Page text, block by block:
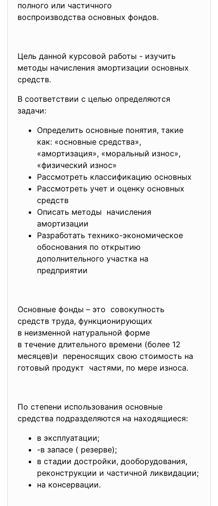
полного или частичного
воспроизводства основных фондов.
Цель данной курсовой работы - изучить
методы начисления амортизации основных
средств.
В соответствии с целью определяются
задачи:
Определить основные понятия, такие
как: «основные средства»,
«амортизация», «моральный износ»,
«физический износ»
Рассмотреть классификацию основных
Рассмотреть учет и оценку основных
средств
Описать методы начисления
амортизации
Разработать технико-экономическое
обоснования по открытию
дополнительного участка на
предприятии
Основные фонды – это совокупность
средств труда, функционирующих
в неизменной натуральной форме
в течение длительного времени (более 12
месяцев)и переносящих свою стоимость на
готовый продукт частями, по мере износа.
По степени использования основные
средства подразделяются на находящиеся:
в эксплуатации;
-в запасе ( резерве);
в стадии достройки, дооборудования,
реконструкции и частичной ликвидации;
на консервации.